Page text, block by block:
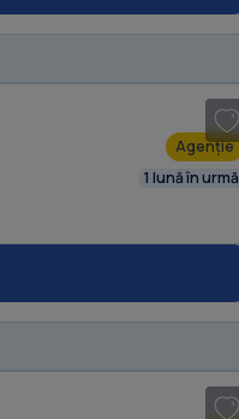
Agenție
1 lună în urmă